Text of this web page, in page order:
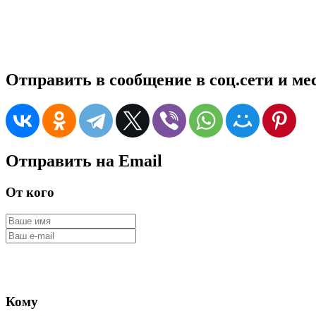
Отправить в сообщение в соц.сети и
Отправить на Email
От кого
Кому